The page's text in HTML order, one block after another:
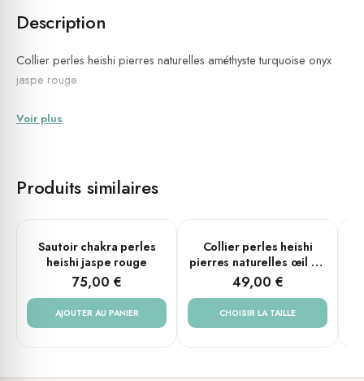
Description
Collier perles heishi pierres naturelles améthyste turquoise onyx
jaspe rouge
Voir plus
Produits similaires
Sautoir chakra perles
heishi jaspe rouge
75,00 €
AJOUTER AU PANIER
PLUSIEURS TAILLES
Collier perles heishi
pierres naturelles œil de
tigre jaspe rouge
aventurine jaune
49,00 €
CHOISIR LA TAILLE